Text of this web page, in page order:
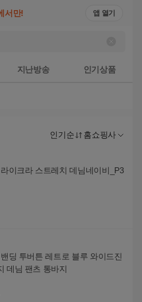
서만! 앱 열기
지난방송 인기상품
인기순 홈쇼핑사
이크라 스트레치 데님네이비_P3
딩 투버튼 레트로 블루 와이드진
데님 팬츠 통바지